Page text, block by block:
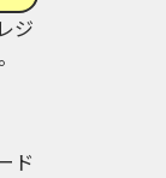
ジ
ド